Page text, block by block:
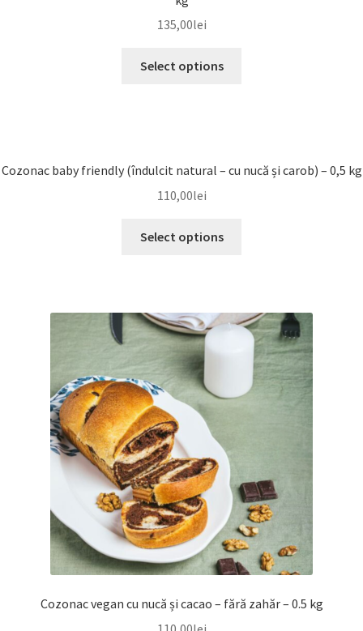
135,00lei
Select options
Cozonac baby friendly (îndulcit natural – cu nucă și carob) – 0,5 kg
110,00lei
Select options
Cozonac vegan cu nucă și cacao – fără zahăr – 0.5 kg